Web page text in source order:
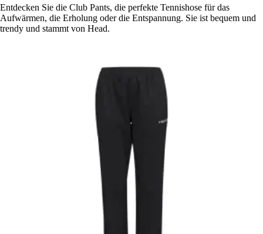
Entdecken Sie die Club Pants, die perfekte Tennishose für das
Aufwärmen, die Erholung oder die Entspannung. Sie ist bequem und
trendy und stammt von Head.